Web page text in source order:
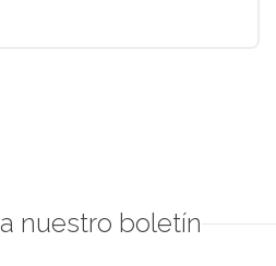
nuestro boletín